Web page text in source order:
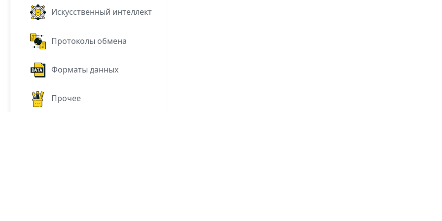
Искусственный интеллект
Протоколы обмена
Форматы данных
Прочее